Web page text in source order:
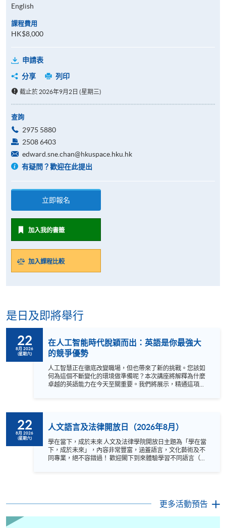
English
課程費用
HK$8,000
申請表
分享
列印
截止於 2026年9月2日 (星期三)
查詢
2975 5880
2508 6403
edward.sne.chan@hkuspace.hku.hk
有疑問？歡迎在此提出
立即報名
加入我的書籤
加入課程比較
是日及即將舉行
22
8月 2026
(星期六)
在人工智能時代脫穎而出：英語是你最強大
的競爭優勢
人工智慧正在徹底改變職場，但也帶來了新的挑戰。您該如
何為這個不斷變化的環境做準備呢？本次講座將解釋為什麼
卓越的英語能力在今天至關重要。我們將展示，精通這項語
22
8月 2026
(星期六)
人文語言及法律開放日（2026年8月）
學在當下，成於未來 人文及法律學院開放日主題為「學在當
下，成於未來」，內容非常豐富，涵蓋語言，文化藝術及不
同專業，絕不容錯過！ 歡迎閣下到來體驗學習不同語言（包
坊、體驗課堂和豐富資訊講座。萬勿錯過是次活動，記得把
更多活動預告